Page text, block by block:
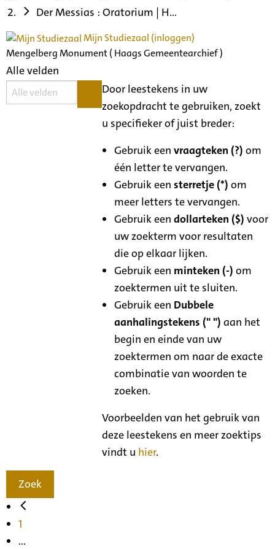
Der Messias : Oratorium | H...
Mijn Studiezaal (inloggen)
Mengelberg Monument ( Haags Gemeentearchief )
Alle velden
Door leestekens in uw
zoekopdracht te gebruiken, zoekt
u specifieker of juist breder:
Gebruik eenvraagteken (?) om
één letter te vervangen.
Gebruik eensterretje (*) om
meer letters te vervangen.
Gebruik eendollarteken ($) voor
uw zoekterm voor resultaten
die op elkaar lijken.
Gebruik een minteken (-) om
zoektermen uit te sluiten.
Gebruik een Dubbele
aanhalingstekens (" ") aan het
begin en einde van uw
zoektermen om naar de exacte
combinatie van woorden te
zoeken.
Voorbeelden van het gebruik van
deze leestekens en meer zoektips
vindt u hier.
Zoek
1
...